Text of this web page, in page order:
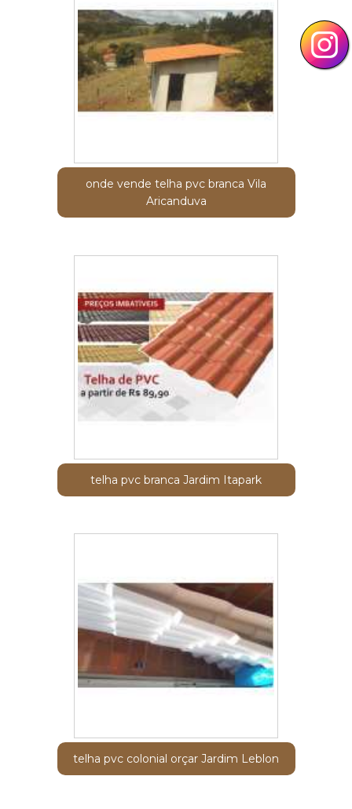
onde vende telha pvc branca Vila
Aricanduva
telha pvc branca Jardim Itapark
telha pvc colonial orçar Jardim Leblon